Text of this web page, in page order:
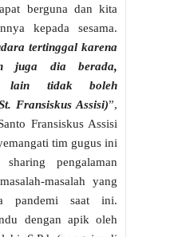
berguna dan kita
kepada sesama.
tertinggal karena
juga dia berada,
lain tidak boleh
Fransiskus Assisi)”,
Fransiskus Assisi
tim gugus ini
pengalaman
masalah yang
pandemi saat ini.
dengan apik oleh